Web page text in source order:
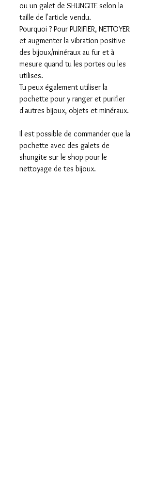
ou un galet de SHUNGITE selon la
taille de l'article vendu.
Pourquoi ? Pour PURIFIER, NETTOYER
et augmenter la vibration positive
des bijoux/minéraux au fur et à
mesure quand tu les portes ou les
utilises.
Tu peux également utiliser la
pochette pour y ranger et purifier
d'autres bijoux, objets et minéraux.
Il est possible de commander que la
pochette avec des galets de
shungite sur le shop pour le
nettoyage de tes bijoux.